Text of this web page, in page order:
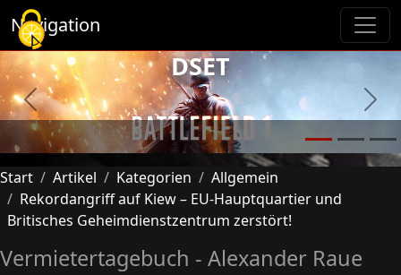
Navigation
Previous Next
DSET
Start Artikel Kategorien
Allgemein
Rekordangriff auf Kiew – EU-Hauptquartier und
Britisches Geheimdienstzentrum zerstört!
Vermietertagebuch - Alexander Raue
Cookie-Einstellungen